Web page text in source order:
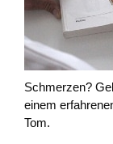
Schmerzen?
einem
Tom.